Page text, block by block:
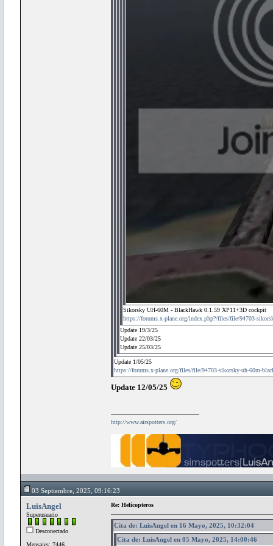
Sikorsky UH-60M - BlackHawk 0.1.59 XP11+3D cockpit
https://forums.x-plane.org/index.php?/files/file/94703-
Update 19/3/25
Update 22/03/25
Update 25/03/25
Update 1/05/25
https://forums.x-plane.org/files/file/94703-sikorsky-uh-60m-
Update 12/05/25
http://www.airspotters.org/
03 Septiembre, 2025, 09:16:23
LuisAngel
Superusuario
Desconectado
Mensajes: 7446
Re: Helicopteros
Cita de: LuisAngel en 16 Mayo, 2025, 10:32:04
Cita de: LuisAngel en 05 Mayo, 2025, 14:00:46